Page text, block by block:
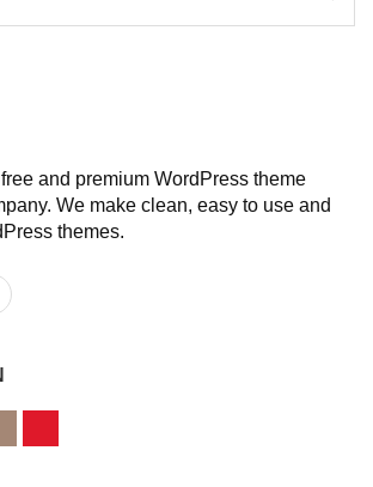
and premium WordPress theme
We make clean, easy to use and
themes.